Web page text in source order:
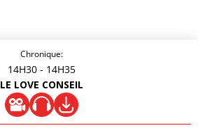
Chronique:
14H30 - 14H35
LE LOVE CONSEIL